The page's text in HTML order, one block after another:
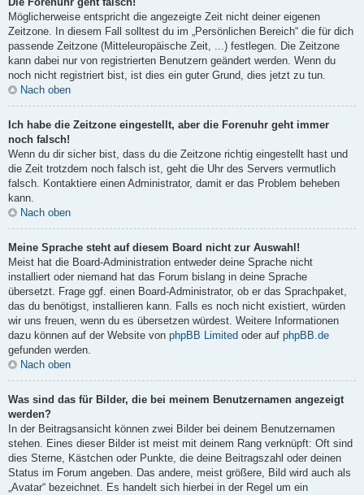
Möglicherweise entspricht die angezeigte Zeit nicht deiner eigenen
Zeitzone. In diesem Fall solltest du im „Persönlichen Bereich“ die für dich
passende Zeitzone (Mitteleuropäische Zeit, ...) festlegen. Die Zeitzone
kann dabei nur von registrierten Benutzern geändert werden. Wenn du
noch nicht registriert bist, ist dies ein guter Grund, dies jetzt zu tun.
Nach oben
Ich habe die Zeitzone eingestellt, aber die Forenuhr geht immer
noch falsch!
Wenn du dir sicher bist, dass du die Zeitzone richtig eingestellt hast und
die Zeit trotzdem noch falsch ist, geht die Uhr des Servers vermutlich
falsch. Kontaktiere einen Administrator, damit er das Problem beheben
kann.
Nach oben
Meine Sprache steht auf diesem Board nicht zur Auswahl!
Meist hat die Board-Administration entweder deine Sprache nicht
installiert oder niemand hat das Forum bislang in deine Sprache
übersetzt. Frage ggf. einen Board-Administrator, ob er das Sprachpaket,
das du benötigst, installieren kann. Falls es noch nicht existiert, würden
wir uns freuen, wenn du es übersetzen würdest. Weitere Informationen
dazu können auf der Website von phpBB Limited oder auf phpBB.de
gefunden werden.
Nach oben
Was sind das für Bilder, die bei meinem Benutzernamen angezeigt
werden?
In der Beitragsansicht können zwei Bilder bei deinem Benutzernamen
stehen. Eines dieser Bilder ist meist mit deinem Rang verknüpft: Oft sind
dies Sterne, Kästchen oder Punkte, die deine Beitragszahl oder deinen
Status im Forum angeben. Das andere, meist größere, Bild wird auch als
„Avatar“ bezeichnet. Es handelt sich hierbei in der Regel um ein